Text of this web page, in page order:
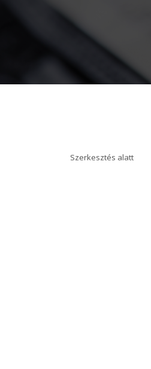
Szerkesztés alatt